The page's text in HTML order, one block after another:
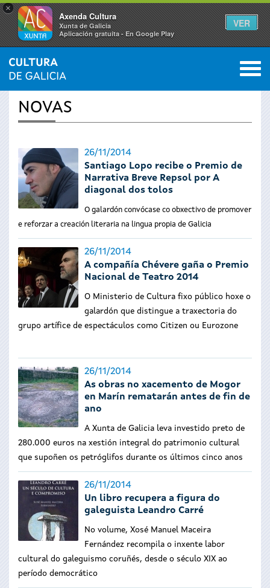
×
Axenda Cultura
Xunta de Galicia
Aplicación gratuíta - En Google Play
VER
Vostede
está
aquí
INICIO › ACTUALIDADE 0
NOVAS
26/11/2014
Santiago Lopo recibe o Premio de
Narrativa Breve Repsol por A
diagonal dos tolos
O galardón convócase co obxectivo de promover
e reforzar a creación literaria na lingua propia de Galicia
26/11/2014
A compañía Chévere gaña o Premio
Nacional de Teatro 2014
O Ministerio de Cultura fixo público hoxe o
galardón que distingue a traxectoria do
grupo artífice de espectáculos como Citizen ou Eurozone
26/11/2014
As obras no xacemento de Mogor
en Marín rematarán antes de fin de
ano
A Xunta de Galicia leva investido preto de
280.000 euros na xestión integral do patrimonio cultural
que supoñen os petróglifos durante os últimos cinco anos
26/11/2014
Un libro recupera a figura do
galeguista Leandro Carré
No volume, Xosé Manuel Maceira
Fernández recompila o inxente labor
cultural do galeguismo coruñés, desde o século XIX ao
período democrático